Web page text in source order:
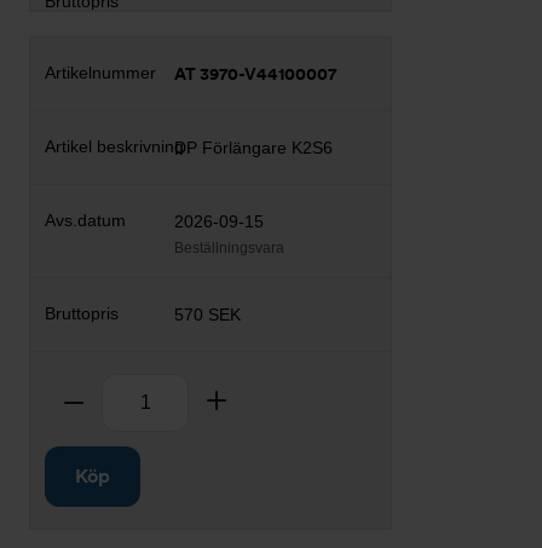
AT 3970-V44100007
DP Förlängare K2S6
2026-09-15
Beställningsvara
570 SEK
Ta bort
Köp